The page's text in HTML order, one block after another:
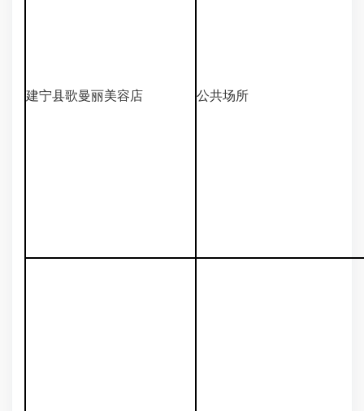
建宁县歌曼丽美容店 公共场所